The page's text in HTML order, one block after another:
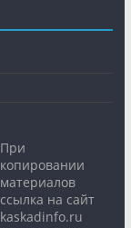
При
копировании
материалов
ссылка на сайт
kaskadinfo.ru